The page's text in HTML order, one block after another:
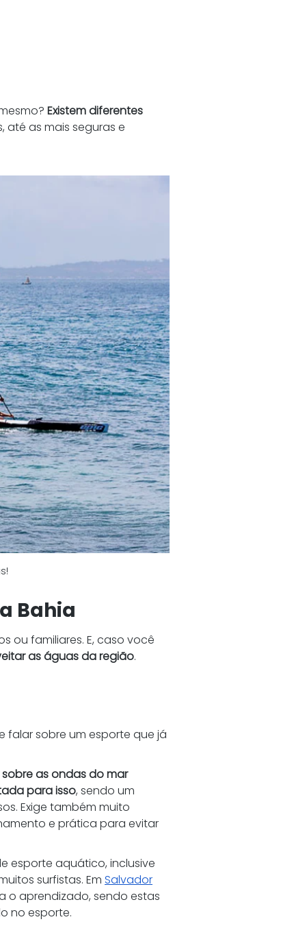
Existem diferentes
até as mais seguras e
Bahia
ou familiares. E, caso você
as águas da região.
falar sobre um esporte que já
as ondas do mar
para isso, sendo um
Exige também muito
e prática para evitar
esporte aquático, inclusive
surfistas. Em Salvador
o aprendizado, sendo estas
no esporte.